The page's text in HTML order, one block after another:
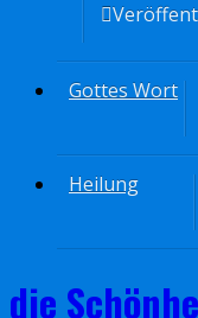
Gottes Wort
Heilung
die